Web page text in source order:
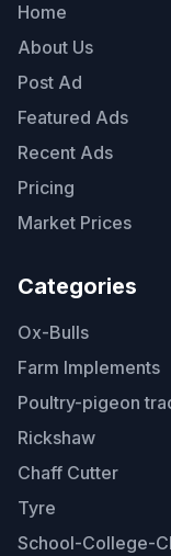
Home
About Us
Post Ad
Featured Ads
Recent Ads
Pricing
Market Prices
Categories
Ox-Bulls
Farm Implements
Poultry-pigeon
Rickshaw
Chaff Cutter
Tyre
School-College-